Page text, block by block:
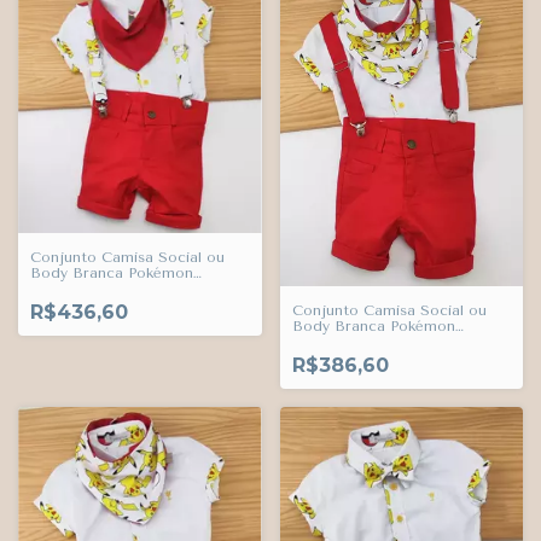
Conjunto Camisa Social ou
Body Branca Pokémon
Casual Babador ou Bandana e
Suspensório Pokémon Pikachu
Índigo Trend
R$436,60
Conjunto Camisa Social ou
Body Branca Pokémon
Suspensório Vermelho e
Babador ou Bandana
Pokémon Pikachu Índigo
Trend
R$386,60